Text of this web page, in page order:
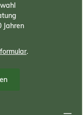
Jahren
.